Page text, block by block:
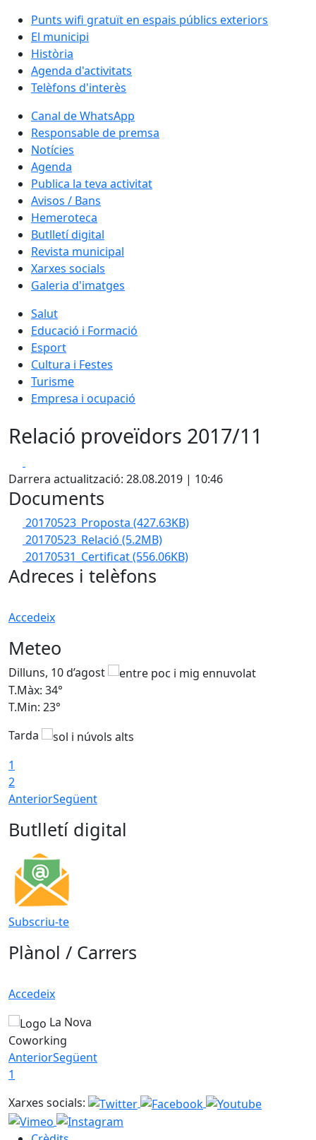
Punts wifi gratuït en espais públics exteriors
El municipi
Història
Agenda d'activitats
Telèfons d'interès
Canal de WhatsApp
Responsable de premsa
Notícies
Agenda
Publica la teva activitat
Avisos / Bans
Hemeroteca
Butlletí digital
Revista municipal
Xarxes socials
Galeria d'imatges
Salut
Educació i Formació
Esport
Cultura i Festes
Turisme
Empresa i ocupació
Relació proveïdors 2017/11
Darrera actualització: 28.08.2019 | 10:46
Documents
20170523_Proposta (427.63KB)
20170523_Relació (5.2MB)
20170531_Certificat(556.06KB)
Adreces i telèfons
Accedeix
Meteo
Dilluns, 10 d’agost
T.Màx: 34°
T.Min: 23°
Tarda
1
2
AnteriorSegüent
Butlletí digital
Subscriu-te
Plànol / Carrers
Accedeix
La Nova
Coworking
AnteriorSegüent
1
Xarxes socials: